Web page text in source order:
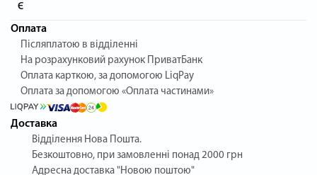
Є
Оплата
Післяплатою в відділенні
На розрахунковий рахунок ПриватБанк
Оплата карткою, за допомогою LiqPay
Оплата за допомогою «Оплата частинами»
Доставка
Відділення Нова Пошта.
Безкоштовно, при замовленні понад 2000 грн
Адресна доставка "Новою поштою"